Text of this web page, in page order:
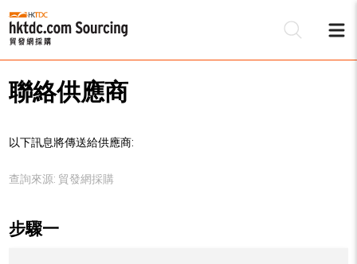
聯絡供應商
以下訊息將傳送給供應商:
查詢來源: 貿發網採購
步驟一